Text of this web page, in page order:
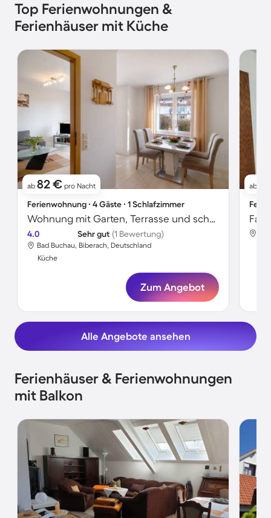
Top Ferienwohnungen &
Ferienhäuser mit Küche
ab 82 € pro Nacht
Ferienwohnung ∙ 4 Gäste ∙ 1 Schlafzimmer
Wohnung mit Garten, Terrasse und schnellem Internet | Gartenblick | Ideal für Homeoffice
4.0 Sehr gut (1 Bewertung)
Bad Buchau, Biberach, Deutschland
Küche
Zum Angebot
ab
Alle Angebote ansehen
Ferienhäuser & Ferienwohnungen
mit Balkon